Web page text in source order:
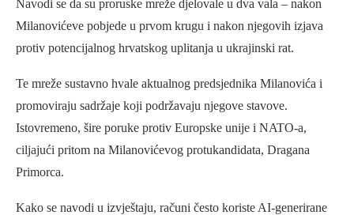
Navodi se da su proruske mreže djelovale u dva vala – nakon
Milanovićeve pobjede u prvom krugu i nakon njegovih izjava
protiv potencijalnog hrvatskog uplitanja u ukrajinski rat.
Te mreže sustavno hvale aktualnog predsjednika Milanovića i
promoviraju sadržaje koji podržavaju njegove stavove.
Istovremeno, šire poruke protiv Europske unije i NATO-a,
ciljajući pritom na Milanovićevog protukandidata, Dragana
Primorca.
Kako se navodi u izvještaju, računi često koriste AI-generirane